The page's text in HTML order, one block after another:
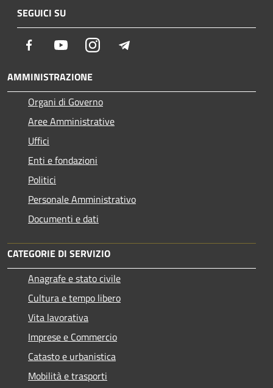
SEGUICI SU
Facebook YoutubeInstagram
AMMINISTRAZIONE
Organi di Governo
Aree Amministrative
Uffici
Enti e fondazioni
Politici
Personale Amministrativo
Documenti e dati
CATEGORIE DI SERVIZIO
Anagrafe e stato civile
Cultura e tempo libero
Vita lavorativa
Imprese e Commercio
Catasto e urbanistica
Mobilità e trasporti